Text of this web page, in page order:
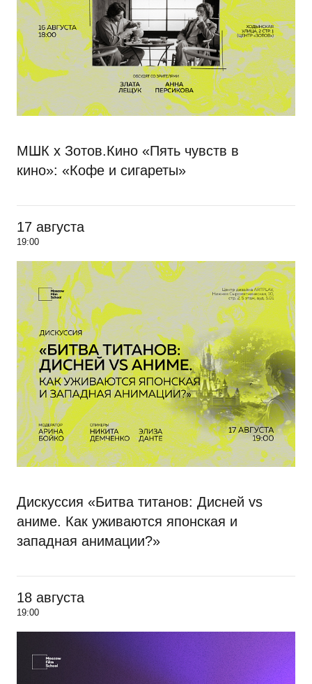
МШК х Зотов.Кино «Пять чувств в
кино»: «Кофе и сигареты»
17 августа
19:00
Дискуссия «Битва титанов: Дисней vs
аниме. Как уживаются японская и
западная анимации?»
18 августа
19:00